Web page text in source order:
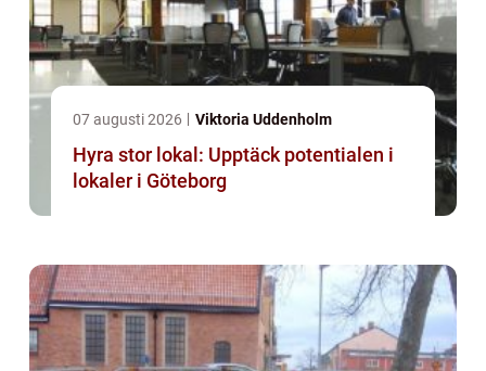
07 augusti 2026 Viktoria Uddenholm
Hyra stor lokal: Upptäck potentialen i
lokaler i Göteborg